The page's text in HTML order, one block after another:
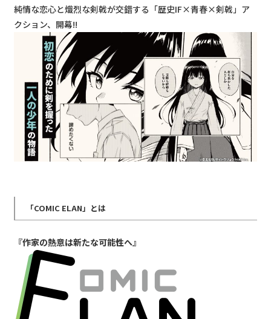
純情な恋心と熾烈な剣戟が交錯する「歴史IF×青春×剣戟」ア
クション、開幕!!
「COMIC ELAN」とは
『作家の熱意は新たな可能性へ』